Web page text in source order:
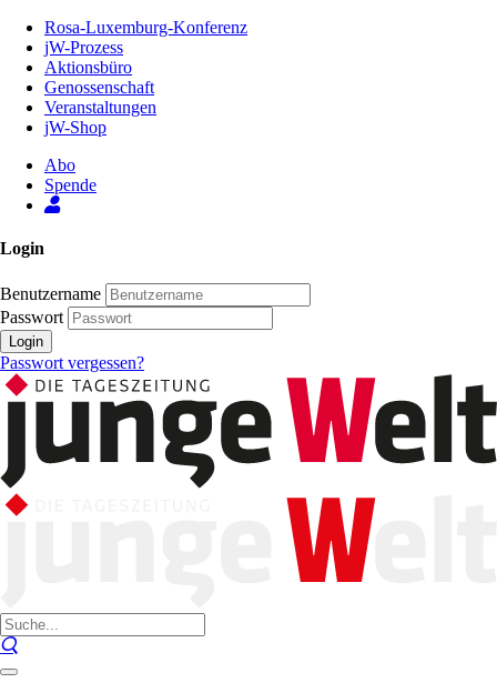
Inhalt
Seite
Rosa-Luxemburg-Konferenz
jW-Prozess
Aktionsbüro
Genossenschaft
Veranstaltungen
jW-Shop
Abo
Spende
Login
Benutzername
Passwort
Login
Passwort vergessen?